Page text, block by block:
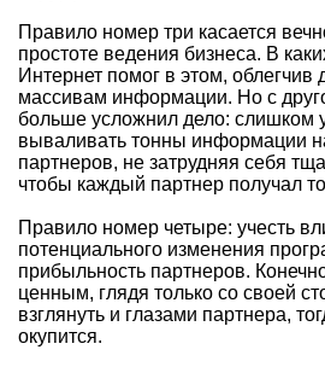
Правило номер три касается
простоте ведения бизнеса. В
Интернет помог в этом,
массивам информации. Но с
больше усложнил дело: слишком
вываливать тонны информации
партнеров, не затрудняя себя
чтобы каждый партнер получал
Правило номер четыре: учесть
потенциального изменения
прибыльность партнеров.
ценным, глядя только со своей
взглянуть и глазами партнера,
окупится.